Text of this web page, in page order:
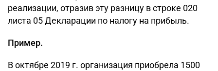
реализации, отразив эту разницу в строке 020
листа 05 Декларации по налогу на прибыль.
Пример.
В октябре 2019 г. организация приобрела 1500